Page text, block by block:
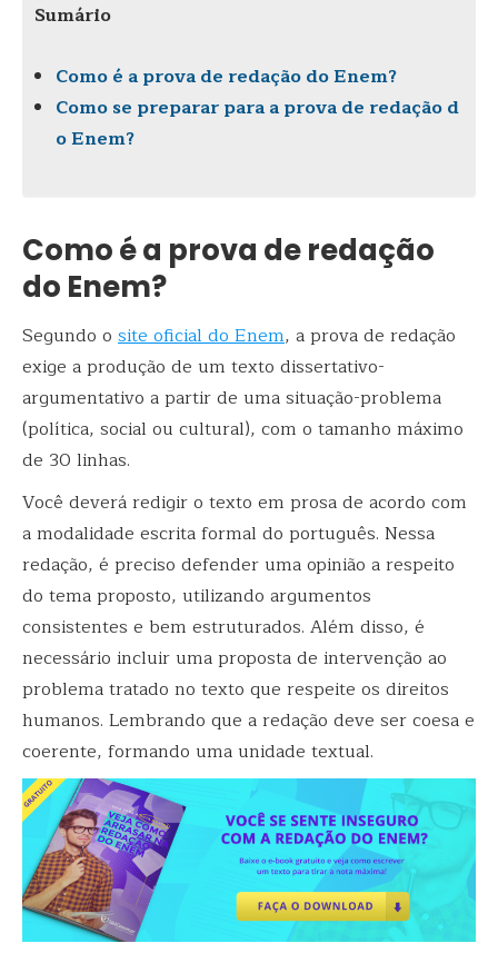
Sumário
Como é a prova de redação do Enem?
Como se preparar para a prova de redação d
o Enem?
Como é a prova de redação
do Enem?
Segundo o site oficial do Enem, a prova de redação
exige a produção de um texto dissertativo-
argumentativo a partir de uma situação-problema
(política, social ou cultural), com o tamanho máximo
de 30 linhas.
Você deverá redigir o texto em prosa de acordo com
a modalidade escrita formal do português. Nessa
redação, é preciso defender uma opinião a respeito
do tema proposto, utilizando argumentos
consistentes e bem estruturados. Além disso, é
necessário incluir uma proposta de intervenção ao
problema tratado no texto que respeite os direitos
humanos. Lembrando que a redação deve ser coesa e
coerente, formando uma unidade textual.